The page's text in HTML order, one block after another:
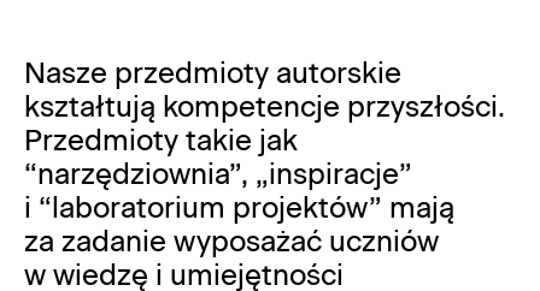
Nasze przedmioty autorskie
kształtują kompetencje przyszłości.
Przedmioty takie jak
“narzędziownia”, „inspiracje”
i “laboratorium projektów” mają
za zadanie wyposażać uczniów
w wiedzę i umiejętności